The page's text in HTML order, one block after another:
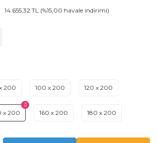
14.655,32 TL (%15,00 havale indirimi)
200 100 x 200 120 x 200
x 200 160 x 200 180 x 200